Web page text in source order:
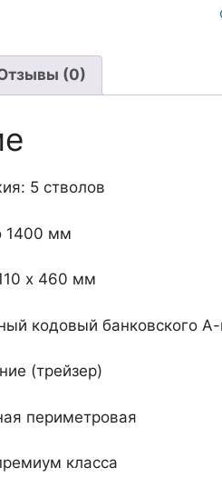
(0)
5 стволов
1400 мм
х 460 мм
кодовый банковского
(трейзер)
периметровая
класса